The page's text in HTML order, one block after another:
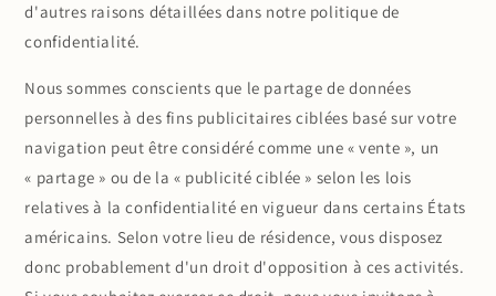
d'autres raisons détaillées dans notre politique de
confidentialité.
Nous sommes conscients que le partage de données
personnelles à des fins publicitaires ciblées basé sur votre
navigation peut être considéré comme une « vente », un
« partage » ou de la « publicité ciblée » selon les lois
relatives à la confidentialité en vigueur dans certains États
américains. Selon votre lieu de résidence, vous disposez
donc probablement d'un droit d'opposition à ces activités.